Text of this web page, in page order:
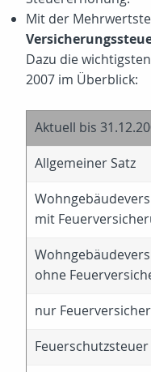
Mit der
Dazu die
2007 im Überblick:
Aktuell bis
Allgemeiner Satz
mit
ohne
nur
Feuerschutzsteuer